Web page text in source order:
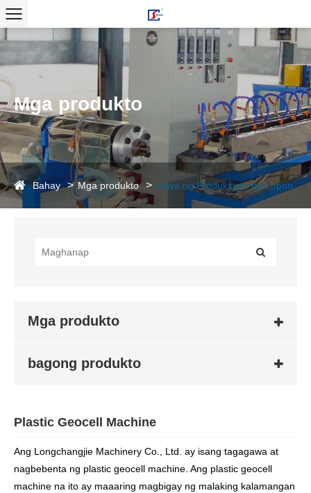
Mga produkto
Bahay Mga produkto Linya ng Produksyon ng Lupon
Mga produkto
bagong produkto
Plastic Geocell Machine
Ang Longchangjie Machinery Co., Ltd. ay isang tagagawa at
nagbebenta ng plastic geocell machine. Ang plastic geocell
machine na ito ay maaaring magbigay ng malaking kalamangan